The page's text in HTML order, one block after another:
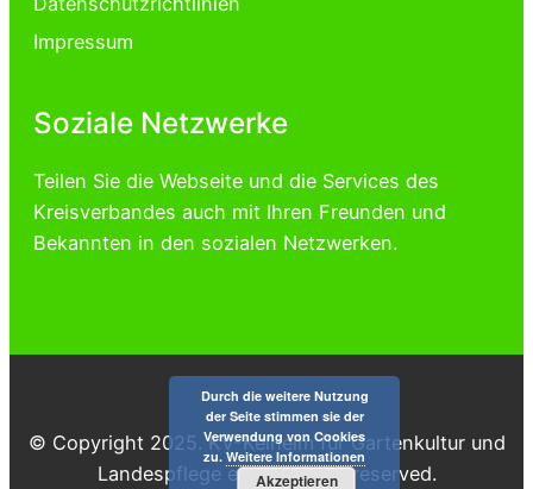
Impressum
Soziale Netzwerke
Teilen Sie die Webseite und die Services des
Kreisverbandes auch mit Ihren Freunden und
Bekannten in den sozialen Netzwerken.
© Copyright 2025. KV-Kelheim für Gartenkultur und
Landespflege e.V. All rights reserved.
Durch die weitere Nutzung
der Seite stimmen sie der
Verwendung von Cookies
zu. Weitere Informationen
Akzeptieren